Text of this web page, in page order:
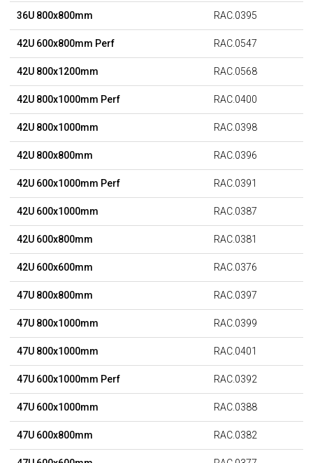
36U 800x800mm RAC.0395
42U 600x800mm Perf RAC.0547
42U 800x1200mm RAC.0568
42U 800x1000mm Perf RAC.0400
42U 800x1000mm RAC.0398
42U 800x800mm RAC.0396
42U 600x1000mm Perf RAC.0391
42U 600x1000mm RAC.0387
42U 600x800mm RAC.0381
42U 600x600mm RAC.0376
47U 800x800mm RAC.0397
47U 800x1000mm RAC.0399
47U 800x1000mm RAC.0401
47U 600x1000mm Perf RAC.0392
47U 600x1000mm RAC.0388
47U 600x800mm RAC.0382